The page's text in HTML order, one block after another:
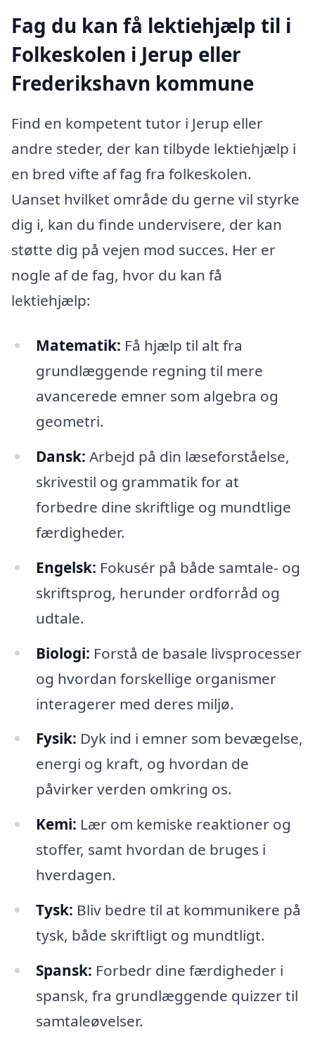
Fag du kan få lektiehjælp til i
Folkeskolen i Jerup eller
Frederikshavn kommune
Find en kompetent tutor i Jerup eller
andre steder, der kan tilbyde lektiehjælp i
en bred vifte af fag fra folkeskolen.
Uanset hvilket område du gerne vil styrke
dig i, kan du finde undervisere, der kan
støtte dig på vejen mod succes. Her er
nogle af de fag, hvor du kan få
lektiehjælp:
Matematik: Få hjælp til alt fra
grundlæggende regning til mere
avancerede emner som algebra og
geometri.
Dansk: Arbejd på din læseforståelse,
skrivestil og grammatik for at
forbedre dine skriftlige og mundtlige
færdigheder.
Engelsk: Fokusér på både samtale- og
skriftsprog, herunder ordforråd og
udtale.
Biologi: Forstå de basale livsprocesser
og hvordan forskellige organismer
interagerer med deres miljø.
Fysik: Dyk ind i emner som bevægelse,
energi og kraft, og hvordan de
påvirker verden omkring os.
Kemi: Lær om kemiske reaktioner og
stoffer, samt hvordan de bruges i
hverdagen.
Tysk: Bliv bedre til at kommunikere på
tysk, både skriftligt og mundtligt.
Spansk: Forbedr dine færdigheder i
spansk, fra grundlæggende quizzer til
samtaleøvelser.